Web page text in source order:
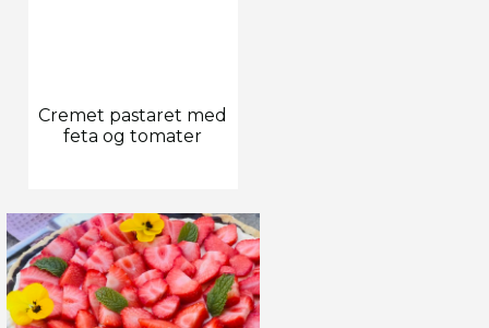
Cremet pastaret med
feta og tomater